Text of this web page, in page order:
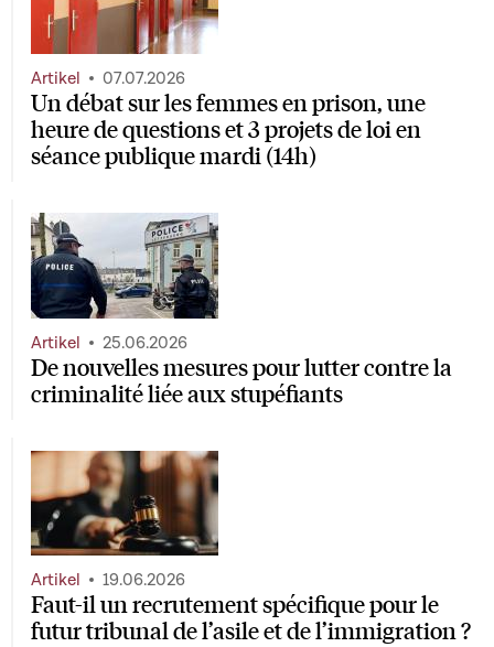
Un débat sur les femmes en prison, une
heure de questions et 3 projets de loi en
séance publique mardi (14h)
Artikel 07.07.2026
De nouvelles mesures pour lutter contre la
criminalité liée aux stupéfiants
Artikel 25.06.2026
Faut-il un recrutement spécifique pour le
futur tribunal de l’asile et de l’immigration ?
Artikel 19.06.2026